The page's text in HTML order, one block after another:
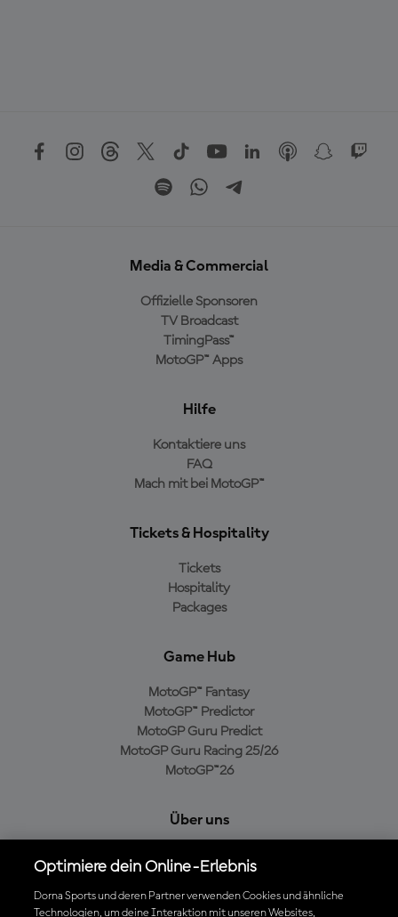
Media & Commercial
Offizielle Sponsoren
TV Broadcast
TimingPass™
MotoGP™ Apps
Hilfe
Kontaktiere uns
FAQ
Mach mit bei MotoGP™
Tickets & Hospitality
Tickets
Hospitality
Packages
Game Hub
MotoGP™ Fantasy
MotoGP™ Predictor
MotoGP Guru Predict
MotoGP Guru Racing 25/26
MotoGP™26
Über uns
Cookie-Richtlinien
Geschäftsbedingungen
Optimiere dein Online-Erlebnis
Dorna Sports und deren Partner verwenden Cookies und ähnliche
Technologien, um deine Interaktion mit unseren Websites,